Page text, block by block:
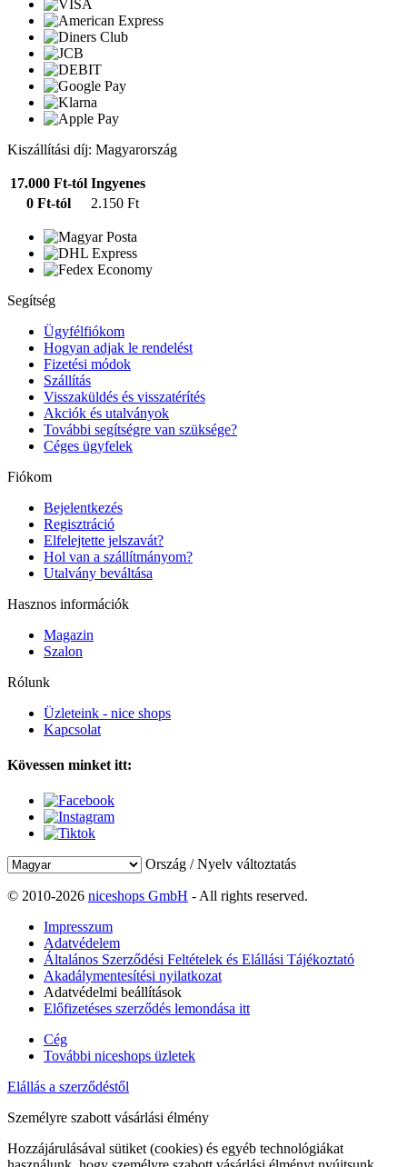
Kiszállítási díj: Magyarország
17.000 Ft-tól Ingyenes
0 Ft-tól
2.150 Ft
Segítség
Ügyfélfiókom
Hogyan adjak le rendelést
Fizetési módok
Szállítás
Visszaküldés és visszatérítés
Akciók és utalványok
További segítségre van szüksége?
Céges ügyfelek
Fiókom
Bejelentkezés
Regisztráció
Elfelejtette jelszavát?
Hol van a szállítmányom?
Utalvány beváltása
Hasznos információk
Magazin
Szalon
Rólunk
Üzleteink - nice shops
Kapcsolat
Kövessen minket itt:
Ország / Nyelv változtatás
© 2010-2026 niceshops GmbH - All rights reserved.
Impresszum
Adatvédelem
Általános Szerződési Feltételek és Elállási Tájékoztató
Akadálymentesítési nyilatkozat
Adatvédelmi beállítások
Előfizetéses szerződés lemondása itt
Cég
További niceshops üzletek
Elállás a szerződéstől
Személyre szabott vásárlási élmény
Hozzájárulásával sütiket (cookies) és egyéb technológiákat